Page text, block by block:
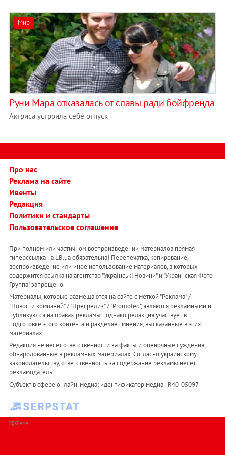
Мир
Руни Мара отказалась от славы ради бойфренда
Актриса устроила себе отпуск
Про нас
Реклама на сайте
Ивенты
Редакция
Политики и стандарты
Пользовательское соглашение
При полном или частичном воспроизведении материалов прямая
гиперссылка на LB.ua обязательна! Перепечатка, копирование,
воспроизведение или иное использование материалов, в которых
содержится ссылка на агентство "Українськi Новини" и "Украинская Фото
Группа" запрещено.
Материалы, которые размещаются на сайте с меткой "Реклама" /
"Новости компаний" / "Пресрелиз" / "Promoted", являются рекламными и
публикуются на правах рекламы. , однако редакция участвует в
подготовке этого контента и разделяет мнения, высказанные в этих
материалах.
Редакция не несет ответственности за факты и оценочные суждения,
обнародованные в рекламных материалах. Согласно украинскому
законодательству, ответственность за содержание рекламы несет
рекламодатель.
Субъект в сфере онлайн-медиа; идентификатор медиа - R40-05097
РЕКЛАМА